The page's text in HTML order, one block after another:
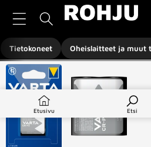
Tietokoneet Oheislaitteet ja muut
Etusivu Etsi
Siirry tuotetietoihin